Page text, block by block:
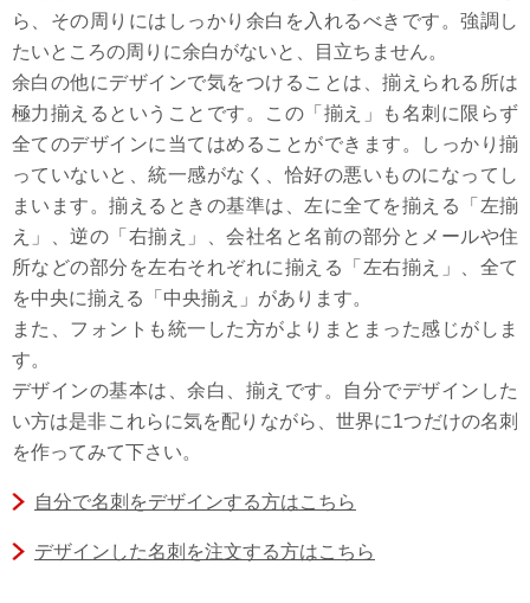
ら、その周りにはしっかり余白を入れるべきです。強調し
たいところの周りに余白がないと、目立ちません。
余白の他にデザインで気をつけることは、揃えられる所は
極力揃えるということです。この「揃え」も名刺に限らず
全てのデザインに当てはめることができます。しっかり揃
っていないと、統一感がなく、恰好の悪いものになってし
まいます。揃えるときの基準は、左に全てを揃える「左揃
え」、逆の「右揃え」、会社名と名前の部分とメールや住
所などの部分を左右それぞれに揃える「左右揃え」、全て
を中央に揃える「中央揃え」があります。
また、フォントも統一した方がよりまとまった感じがしま
す。
デザインの基本は、余白、揃えです。自分でデザインした
い方は是非これらに気を配りながら、世界に1つだけの名刺
を作ってみて下さい。
自分で名刺をデザインする方はこちら
デザインした名刺を注文する方はこちら